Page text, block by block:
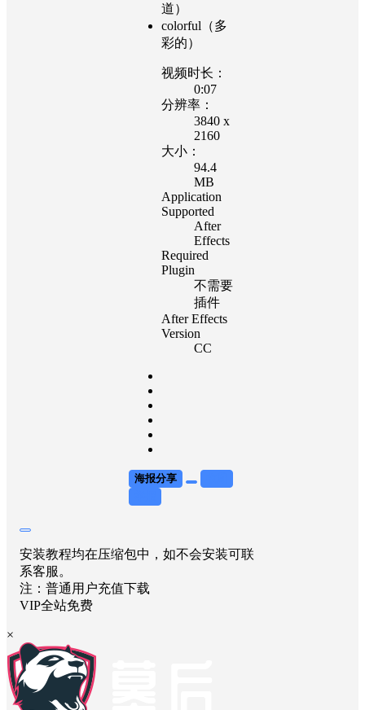
道）
colorful（多
彩的）
视频时长：
0:07
分辨率：
3840 x
2160
大小：
94.4
MB
Application
Supported
After
Effects
Required
Plugin
不需要
插件
After Effects
Version
CC
海报分享
安装教程均在压缩包中，如不会安装可联
系客服。
注：普通用户充值下载
VIP全站免费
×